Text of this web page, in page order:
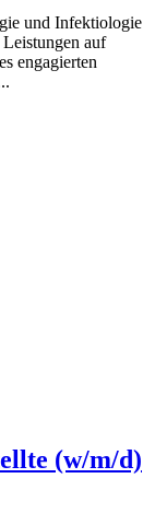
und Infektiologie
auf
engagierten
(w/m/d)